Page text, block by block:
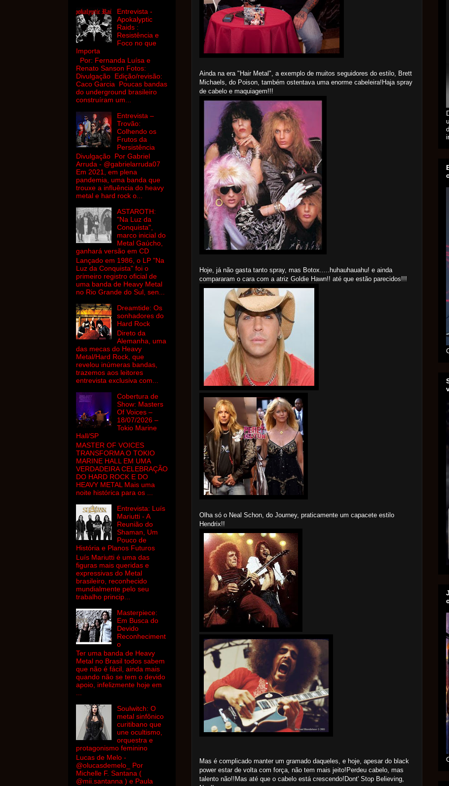
Ainda na era "Hair Metal", a exemplo de muitos seguidores do estilo, Brett
Michaels, do Poison, também ostentava uma enorme cabeleira!Haja spray
de cabelo e maquiagem!!!
Hoje, já não gasta tanto spray, mas Botox.....huhauhauahu! e ainda
compararam o cara com a atriz Goldie Hawn!! até que estão parecidos!!!
Olha só o Neal Schon, do Journey, praticamente um capacete estilo
Hendrix!!
Mas é complicado manter um gramado daqueles, e hoje, apesar do black
power estar de volta com força, não tem mais jeito!Perdeu cabelo, mas
talento não!!Mas até que o cabelo está crescendo!Dont' Stop Believing,
Entrevista -
Apokalyptic
Raids :
Resistência e
Foco no que
Importa
Por: Fernanda Luísa e
Renato Sanson Fotos:
Divulgação Edição/revisão:
Caco Garcia Poucas bandas
do underground brasileiro
construíram um...
Entrevista –
Trovão:
Colhendo os
Frutos da
Persistência
Divulgação Por Gabriel
Arruda - @gabrielarruda07
Em 2021, em plena
pandemia, uma banda que
trouxe a influência do heavy
metal e hard rock o...
ASTAROTH:
"Na Luz da
Conquista",
marco inicial do
Metal Gaúcho,
ganhará versão em CD
Lançado em 1986, o LP "Na
Luz da Conquista" foi o
primeiro registro oficial de
uma banda de Heavy Metal
no Rio Grande do Sul, sen...
Dreamtide: Os
sonhadores do
Hard Rock
Direto da
Alemanha, uma
das mecas do Heavy
Metal/Hard Rock, que
revelou inúmeras bandas,
trazemos aos leitores
entrevista exclusiva com...
Cobertura de
Show: Masters
Of Voices –
18/07/2026 –
Tokio Marine
Hall/SP
MASTER OF VOICES
TRANSFORMA O TOKIO
MARINE HALL EM UMA
VERDADEIRA CELEBRAÇÃO
DO HARD ROCK E DO
HEAVY METAL Mais uma
noite histórica para os ...
Entrevista: Luís
Mariutti - A
Reunião do
Shaman, Um
Pouco de
História e Planos Futuros
Luís Mariutti é uma das
figuras mais queridas e
expressivas do Metal
brasileiro, reconhecido
mundialmente pelo seu
trabalho princip...
Masterpiece:
Em Busca do
Devido
Reconheciment
o
Ter uma banda de Heavy
Metal no Brasil todos sabem
que não é fácil, ainda mais
quando não se tem o devido
apoio, infelizmente hoje em
...
Soulwitch: O
metal sinfônico
curitibano que
une ocultismo,
orquestra e
protagonismo feminino
Lucas de Melo -
@olucasdemelo_ Por
Michelle F. Santana (
@mii.santanna ) e Paula